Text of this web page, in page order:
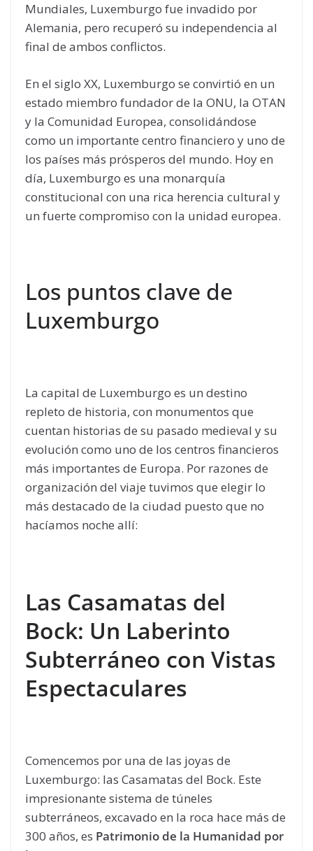
Mundiales, Luxemburgo fue invadido por
Alemania, pero recuperó su independencia al
final de ambos conflictos.
En el siglo XX, Luxemburgo se convirtió en un
estado miembro fundador de la ONU, la OTAN
y la Comunidad Europea, consolidándose
como un importante centro financiero y uno de
los países más prósperos del mundo. Hoy en
día, Luxemburgo es una monarquía
constitucional con una rica herencia cultural y
un fuerte compromiso con la unidad europea.
Los puntos clave de
Luxemburgo
La capital de Luxemburgo es un destino
repleto de historia, con monumentos que
cuentan historias de su pasado medieval y su
evolución como uno de los centros financieros
más importantes de Europa. Por razones de
organización del viaje tuvimos que elegir lo
más destacado de la ciudad puesto que no
hacíamos noche allí:
Las Casamatas del
Bock: Un Laberinto
Subterráneo con Vistas
Espectaculares
Comencemos por una de las joyas de
Luxemburgo: las Casamatas del Bock. Este
impresionante sistema de túneles
subterráneos, excavado en la roca hace más de
300 años, es Patrimonio de la Humanidad por